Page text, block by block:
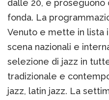
dalle 20, e
fonda. La
Venuto e mette in lista
scena nazionali e
selezione di jazz in
tradizionale e
jazz, latin jazz. La